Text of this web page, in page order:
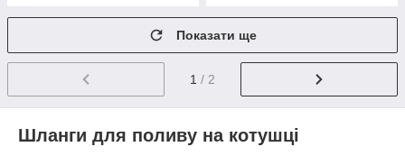
Показати ще
1 / 2
Шланги для поливу на котушці